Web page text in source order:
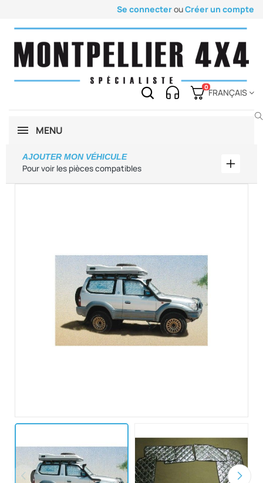
Se connecterouCréer un compte
0
FRANÇAIS
MENU
Pour voir les pièces compatibles
AJOUTER MON VÉHICULE